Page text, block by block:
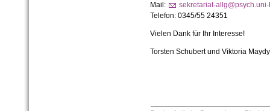
Mail:
sekretariat-
Telefon: 0345/55 24351
Vielen Dank für Ihr Interesse!
Torsten Schubert und Viktoria